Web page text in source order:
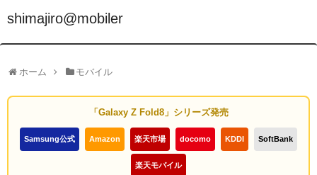
shimajiro@mobiler
ホーム モバイル
「Galaxy Z Fold8」シリーズ発売
Samsung公式 Amazon 楽天市場 docomo KDDI SoftBank
楽天モバイル